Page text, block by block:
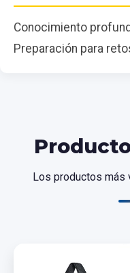
Conocimiento
Preparación para
Los productos